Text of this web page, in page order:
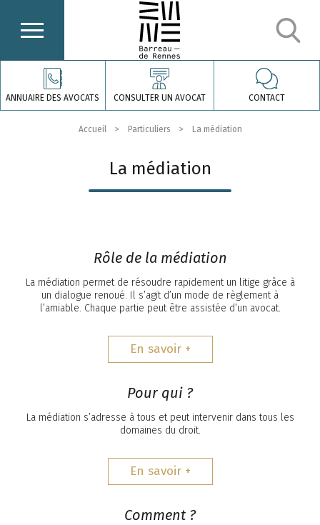
ANNUAIRE DES AVOCATS CONSULTER UN AVOCAT CONTACT
Accueil Particuliers La médiation
La médiation
Rôle de la médiation
La médiation permet de résoudre rapidement un litige grâce à
un dialogue renoué. Il s’agit d’un mode de règlement à
l’amiable. Chaque partie peut être assistée d’un avocat.
En savoir +
Pour qui ?
La médiation s’adresse à tous et peut intervenir dans tous les
domaines du droit.
En savoir +
Comment ?